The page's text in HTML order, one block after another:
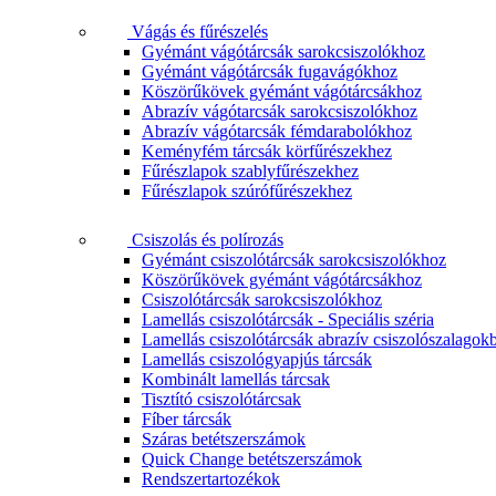
Vágás és fűrészelés
Gyémánt vágótárcsák sarokcsiszolókhoz
Gyémánt vágótárcsák fugavágókhoz
Köszörűkövek gyémánt vágótárcsákhoz
Abrazív vágótarcsák sarokcsiszolókhoz
Abrazív vágótarcsák fémdarabolókhoz
Keményfém tárcsák körfűrészekhez
Fűrészlapok szablyfűrészekhez
Fűrészlapok szúrófűrészekhez
Csiszolás és polírozás
Gyémánt csiszolótárcsák sarokcsiszolókhoz
Köszörűkövek gyémánt vágótárcsákhoz
Csiszolótárcsák sarokcsiszolókhoz
Lamellás csiszolótárcsák - Speciális széria
Lamellás csiszolótárcsák abrazív
Lamellás csiszológyapjús tárcsák
Kombinált lamellás tárcsak
Tisztító csiszolótárcsak
Fíber tárcsák
Száras betétszerszámok
Quick Change betétszerszámok
Rendszertartozékok